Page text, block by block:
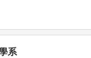
系